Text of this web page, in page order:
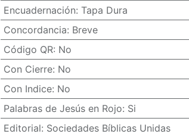
Encuadernación: Tapa Dura
Concordancia: Breve
Código QR: No
Con Cierre: No
Con Indice: No
Palabras de Jesús en Rojo: Si
Editorial: Sociedades Bíblicas Unidas